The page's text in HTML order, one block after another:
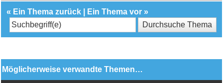
« Ein Thema zurück Ein Thema vor »
Möglicherweise verwandte Themen…